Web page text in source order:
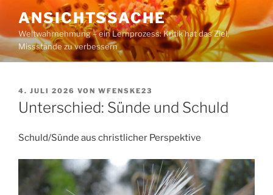
Inhalt
springen
ANSICHTSSACHE
Weltwahrnehmung – ein Lernprozess: Kritik hat das Ziel,
Missstände zu verbessern
VERÖFFENTLICHT
AM
4. JULI 2026 VON WFENSKE23
Unterschied: Sünde und Schuld
Schuld/Sünde aus christlicher Perspektive